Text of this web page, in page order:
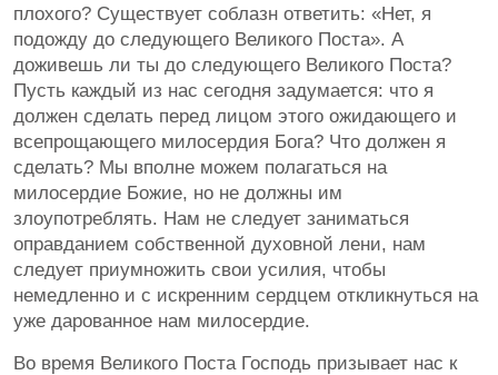
плохого? Существует соблазн ответить: «Нет, я
подожду до следующего Великого Поста». А
доживешь ли ты до следующего Великого Поста?
Пусть каждый из нас сегодня задумается: что я
должен сделать перед лицом этого ожидающего и
всепрощающего милосердия Бога? Что должен я
сделать? Мы вполне можем полагаться на
милосердие Божие, но не должны им
злоупотреблять. Нам не следует заниматься
оправданием собственной духовной лени, нам
следует приумножить свои усилия, чтобы
немедленно и с искренним сердцем откликнуться на
уже дарованное нам милосердие.
Во время Великого Поста Господь призывает нас к